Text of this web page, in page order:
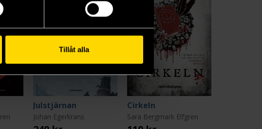
Tillåt alla
Julstjärnan
Johan Egerkrans
Cirkeln
Sara Bergmark Elfgren